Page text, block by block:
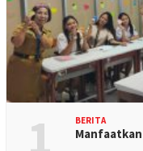
1 BERITA